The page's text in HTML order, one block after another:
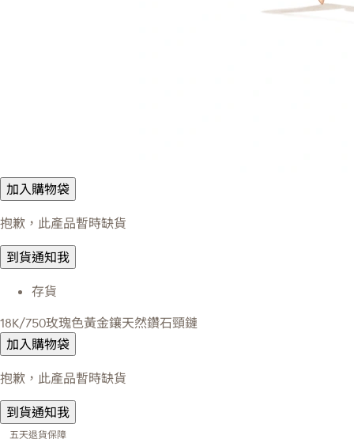
加入購物袋
抱歉，此產品暫時缺貨
到貨通知我
存貨
18K/750玫瑰色黃金鑲天然鑽石頸鏈
加入購物袋
抱歉，此產品暫時缺貨
到貨通知我
五天退貨保障